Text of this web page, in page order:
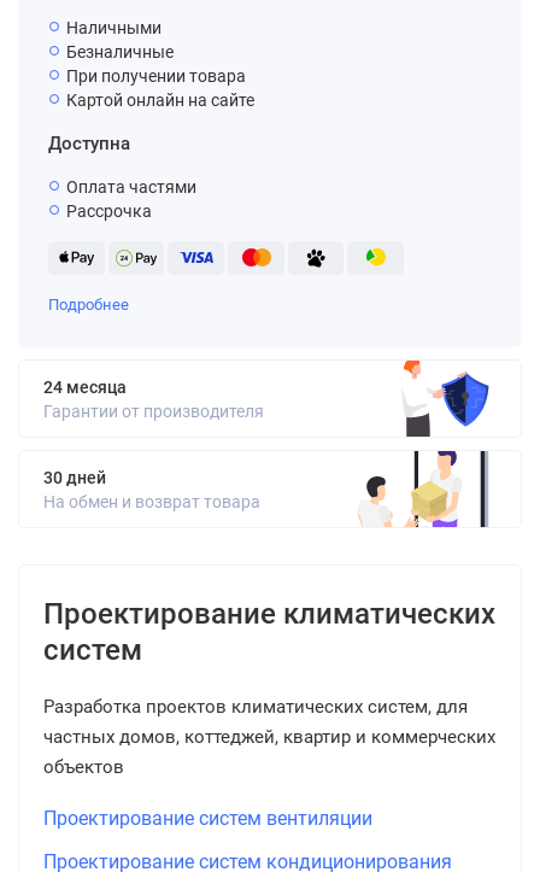
Наличными
Безналичные
При получении товара
Картой онлайн на сайте
Доступна
Оплата частями
Рассрочка
Подробнее
24 месяца
Гарантии от производителя
30 дней
На обмен и возврат товара
Проектирование климатических
систем
Разработка проектов климатических систем, для
частных домов, коттеджей, квартир и коммерческих
объектов
Проектирование систем вентиляции
Проектирование систем кондиционирования